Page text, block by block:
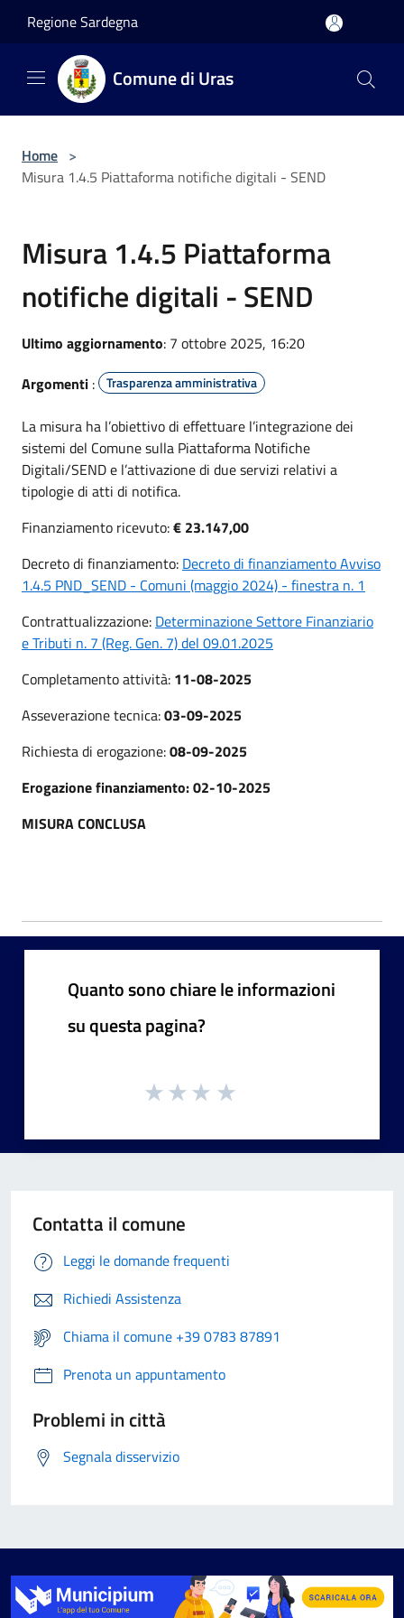
Regione Sardegna
Comune di Uras
Home >
Misura 1.4.5 Piattaforma notifiche digitali - SEND
Misura 1.4.5 Piattaforma
notifiche digitali - SEND
Ultimo aggiornamento: 7 ottobre 2025, 16:20
Argomenti : Trasparenza amministrativa
La misura ha l’obiettivo di effettuare l’integrazione dei
sistemi del Comune sulla Piattaforma Notifiche
Digitali/SEND e l’attivazione di due servizi relativi a
tipologie di atti di notifica.
Finanziamento ricevuto:€ 23.147,00
Decreto di finanziamento: Decreto di finanziamento Avviso
1.4.5 PND_SEND - Comuni (maggio 2024) - finestra n. 1
Contrattualizzazione: Determinazione Settore Finanziario
e Tributi n. 7 (Reg. Gen. 7) del 09.01.2025
Completamento attività: 11-08-2025
Asseverazione tecnica:03-09-2025
Richiesta di erogazione:08-09-2025
Erogazione finanziamento: 02-10-2025
MISURA CONCLUSA
Quanto sono chiare le informazioni
su questa pagina?
Contatta il comune
Leggi le domande frequenti
Richiedi Assistenza
Chiama il comune +39 0783 87891
Prenota un appuntamento
Problemi in città
Segnala disservizio